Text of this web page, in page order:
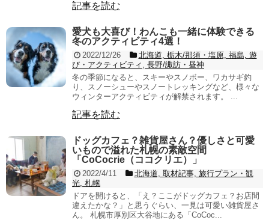
記事を読む
愛犬も大喜び！わんこも一緒に体験できる
冬のアクティビティ4選！
2022/12/26
北海道, 栃木/那須・塩原, 福島, 遊
び・アクティビティ, 長野/諏訪・昼神
冬の季節になると、スキーやスノボー、ワカサギ釣
り、スノーシューやスノートレッキングなど、様々な
ウィンターアクティビティが解禁されます。 ...
記事を読む
ドッグカフェ？雑貨屋さん？優しさと可愛
いもので溢れた札幌の素敵空間
「CoCocrie（ココクリエ）」
2022/4/11
北海道, 取材記事, 旅行プラン・観
光, 札幌
ドアを開けると、「え？ここがドッグカフェ？お店間
違えたかな？」と思うぐらい、一見は可愛い雑貨屋さ
ん。 札幌市厚別区大谷地にある「CoCoc...